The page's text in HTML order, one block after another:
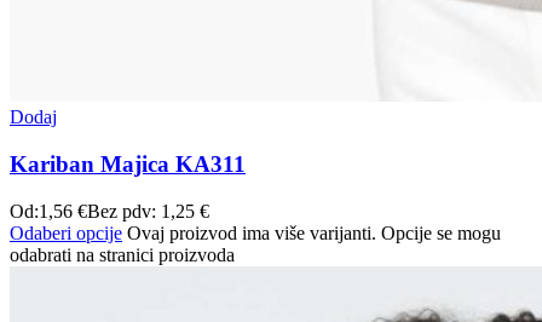
Dodaj
Kariban Majica KA311
Od:1,56 €Bez pdv: 1,25 €
Odaberi opcije Ovaj proizvod ima više varijanti. Opcije se mogu
odabrati na stranici proizvoda